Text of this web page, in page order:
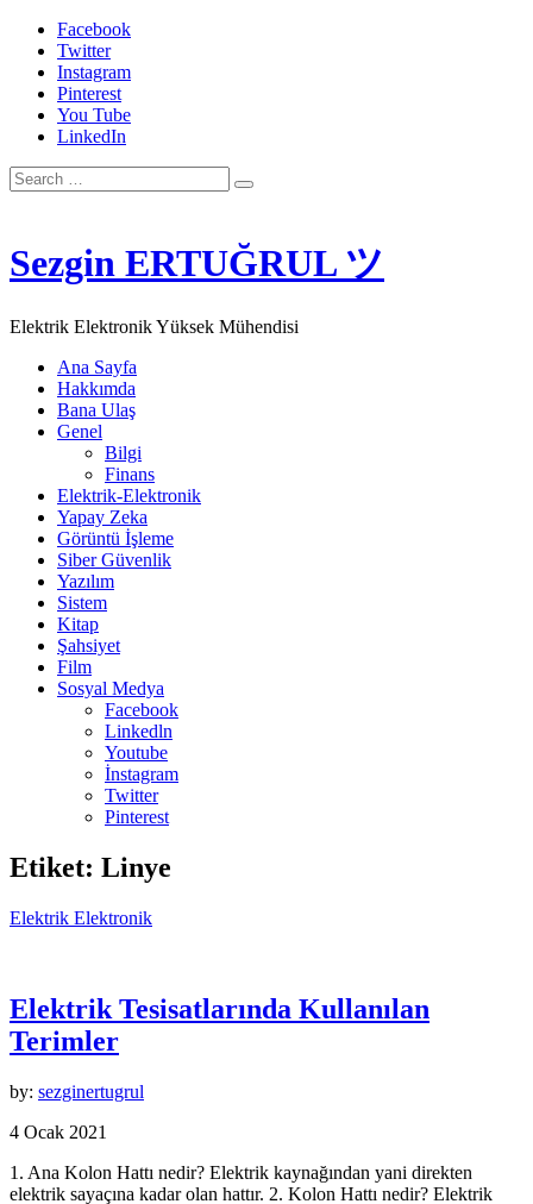
Facebook
Twitter
Instagram
Pinterest
You Tube
LinkedIn
Search
for:
Sezgin ERTUĞRUL ツ
Elektrik Elektronik Yüksek Mühendisi
Ana Sayfa
Hakkımda
Bana Ulaş
Genel
Bilgi
Finans
Elektrik-Elektronik
Yapay Zeka
Görüntü İşleme
Siber Güvenlik
Yazılım
Sistem
Kitap
Şahsiyet
Film
Sosyal Medya
Facebook
Linkedln
Youtube
İnstagram
Twitter
Pinterest
Etiket: Linye
Elektrik Elektronik
Elektrik Tesisatlarında Kullanılan
Terimler
by: sezginertugrul
4 Ocak 2021
1. Ana Kolon Hattı nedir? Elektrik kaynağından yani direkten
elektrik sayaçına kadar olan hattır. 2. Kolon Hattı nedir? Elektrik